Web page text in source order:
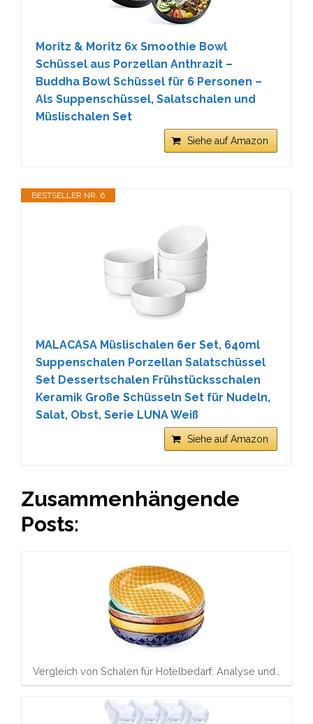
Moritz & Moritz 6x Smoothie Bowl
Schüssel aus Porzellan Anthrazit –
Buddha Bowl Schüssel für 6 Personen –
Als Suppenschüssel, Salatschalen und
Müslischalen Set
Siehe auf Amazon
BESTSELLER NR. 6
MALACASA Müslischalen 6er Set, 640ml
Suppenschalen Porzellan Salatschüssel
Set Dessertschalen Frühstücksschalen
Keramik Große Schüsseln Set für Nudeln,
Salat, Obst, Serie LUNA Weiß
Siehe auf Amazon
Zusammenhängende
Posts:
Vergleich von Schalen für Hotelbedarf: Analyse und…